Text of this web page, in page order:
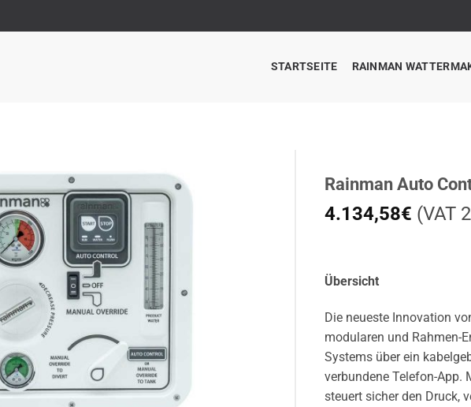
STARTSEITE RAINMAN
Rainman Auto
4.134,58€ (VAT
Übersicht
Die neueste Innovation
modularen und Rahmen-
Systems über ein
verbundene Telefon-App.
steuert sicher den Druck,